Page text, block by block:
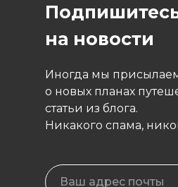
на новости
Иногда мы
о новых планах
статьи из блога.
Никакого спама,